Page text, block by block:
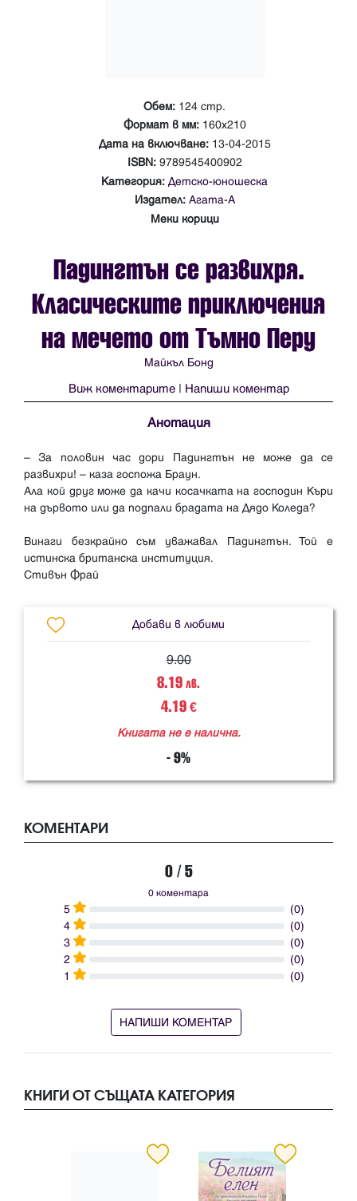
Обем: 124 стр.
Формат в мм: 160х210
Дата на включване: 13-04-2015
ISBN: 9789545400902
Категория: Детско-юношеска
Издател: Агата-А
Меки корици
Падингтън се развихря.
Класическите приключения
на мечето от Тъмно Перу
Майкъл Бонд
Виж коментарите | Напиши коментар
Анотация
– За половин час дори Падингтън не може да се
развихри! – каза госпожа Браун.
Ала кой друг може да качи косачката на господин Къри
на дървото или да подпали брадата на Дядо Коледа?
Винаги безкрайно съм уважавал Падингтън. Той е
истинска британска институция.
Добави в любими
9.00
8.19 лв.
4.19€
Книгата не е налична.
- 9%
КОМЕНТАРИ
0 / 5
0 коментара
5
(0)
4
(0)
3
(0)
2
(0)
1
(0)
НАПИШИ КОМЕНТАР
КНИГИ ОТ СЪЩАТА КАТЕГОРИЯ